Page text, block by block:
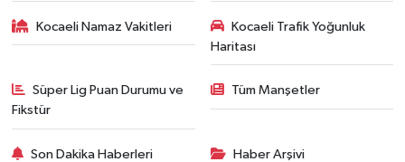
Kocaeli Namaz Vakitleri
Kocaeli Trafik Yoğunluk
Haritası
Süper Lig Puan Durumu ve
Fikstür
Tüm Manşetler
Son Dakika Haberleri Haber Arşivi